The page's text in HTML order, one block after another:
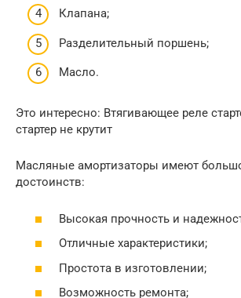
Клапана;
Разделительный поршень;
Масло.
Это интересно: Втягивающее реле
стартер не крутит
Масляные амортизаторы имеют
достоинств:
Высокая прочность и
Отличные характеристики;
Простота в изготовлении;
Возможность ремонта;